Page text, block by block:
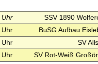
Uhr
SSV 1890
Uhr
BuSG Aufbau
Uhr
SV
Uhr
SV Rot-Weiß